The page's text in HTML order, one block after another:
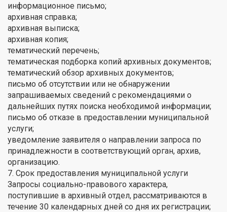
информационное письмо;
архивная справка;
архивная выписка;
архивная копия;
тематический перечень;
тематическая подборка копий архивных документов;
тематический обзор архивных документов;
письмо об отсутствии или не обнаружении
запрашиваемых сведений с рекомендациями о
дальнейших путях поиска необходимой информации;
письмо об отказе в предоставлении муниципальной
услуги;
уведомление заявителя о направлении запроса по
принадлежности в соответствующий орган, архив,
организацию.
7. Срок предоставления муниципальной услуги
Запросы социально-правового характера,
поступившие в архивный отдел, рассматриваются в
течение 30 календарных дней со дня их регистрации;